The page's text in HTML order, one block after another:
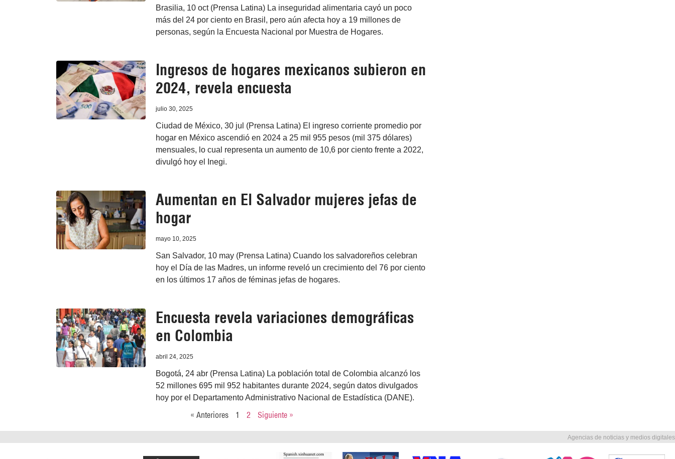
Brasilia, 10 oct (Prensa Latina) La inseguridad alimentaria cayó un poco
más del 24 por ciento en Brasil, pero aún afecta hoy a 19 millones de
personas, según la Encuesta Nacional por Muestra de Hogares.
Ingresos de hogares mexicanos subieron en
2024, revela encuesta
julio 30, 2025
Ciudad de México, 30 jul (Prensa Latina) El ingreso corriente promedio por
hogar en México ascendió en 2024 a 25 mil 955 pesos (mil 375 dólares)
mensuales, lo cual representa un aumento de 10,6 por ciento frente a 2022,
divulgó hoy el Inegi.
Aumentan en El Salvador mujeres jefas de
hogar
mayo 10, 2025
San Salvador, 10 may (Prensa Latina) Cuando los salvadoreños celebran
hoy el Día de las Madres, un informe reveló un crecimiento del 76 por ciento
en los últimos 17 años de féminas jefas de hogares.
Encuesta revela variaciones demográficas
en Colombia
abril 24, 2025
Bogotá, 24 abr (Prensa Latina) La población total de Colombia alcanzó los
52 millones 695 mil 952 habitantes durante 2024, según datos divulgados
hoy por el Departamento Administrativo Nacional de Estadística (DANE).
« Anteriores 1 2 Siguiente »
Agencias de noticias y medios digitales